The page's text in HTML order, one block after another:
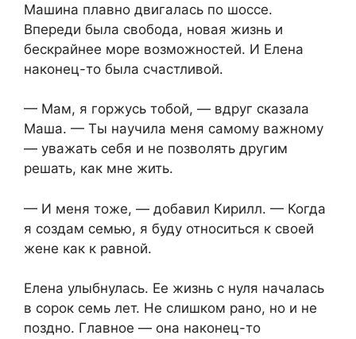
Машина плавно двигалась по шоссе.
Впереди была свобода, новая жизнь и
бескрайнее море возможностей. И Елена
наконец-то была счастливой.
— Мам, я горжусь тобой, — вдруг сказала
Маша. — Ты научила меня самому важному
— уважать себя и не позволять другим
решать, как мне жить.
— И меня тоже, — добавил Кирилл. — Когда
я создам семью, я буду относиться к своей
жене как к равной.
Елена улыбнулась. Ее жизнь с нуля началась
в сорок семь лет. Не слишком рано, но и не
поздно. Главное — она наконец-то